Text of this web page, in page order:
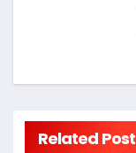
Related Post